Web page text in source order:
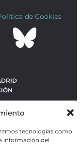
tecnologías como
información del
de Cookies